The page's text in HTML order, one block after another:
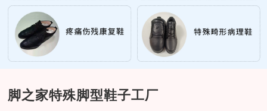
脚之家特殊脚型鞋子工厂